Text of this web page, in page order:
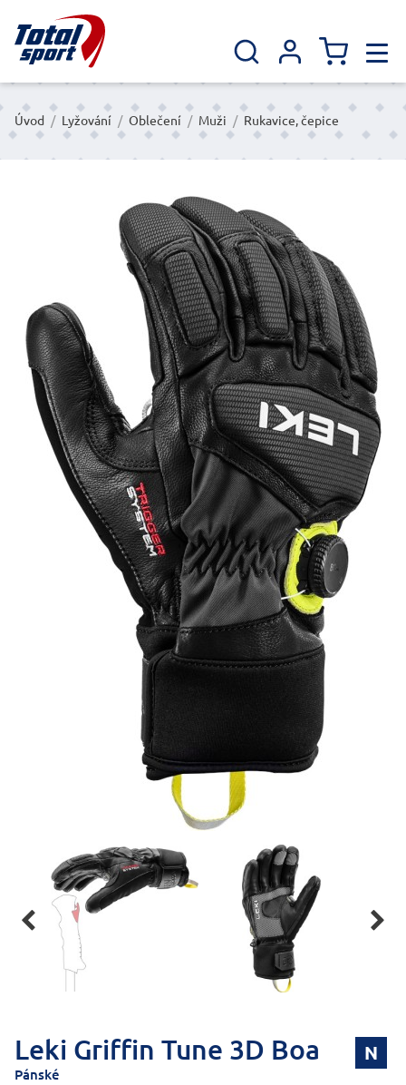
Úvod / Lyžování / Oblečení / Muži / Rukavice, čepice
 
Leki Griffin Tune 3D Boa N
Pánské